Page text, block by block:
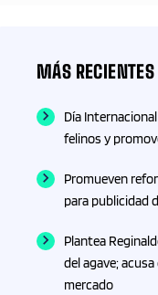
MÁS RECIENTES
Día
felinos y
Promueven
para publicidad
Plantea
del agave;
mercado